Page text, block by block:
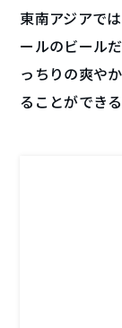
東南アジアで
ールのビール
っちりの爽や
ることができ